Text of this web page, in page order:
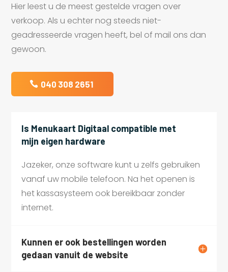
Hier leest u de meest gestelde vragen over
verkoop. Als u echter nog steeds niet-
geadresseerde vragen heeft, bel of mail ons dan
gewoon.
040 308 2651
Is Menukaart Digitaal compatible met
mijn eigen hardware
Jazeker, onze software kunt u zelfs gebruiken
vanaf uw mobile telefoon. Na het openen is
het kassasysteem ook bereikbaar zonder
internet.
Kunnen er ook bestellingen worden
gedaan vanuit de website